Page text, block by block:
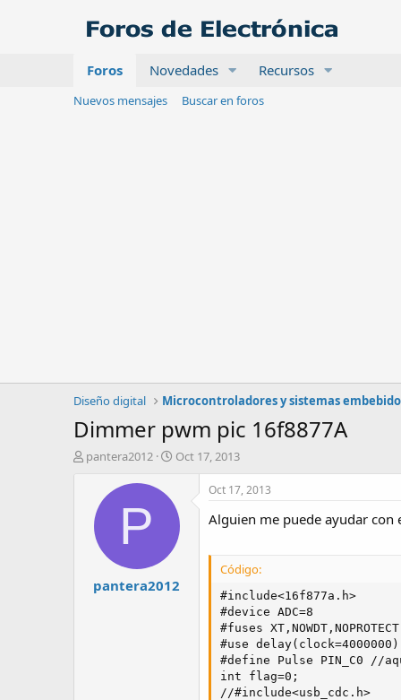
Foros Novedades Recursos
Nuevos mensajes Buscar en foros
Diseño digital Microcontroladores y sistemas
Dimmer pwm pic 16f8877A
A
pantera2012
F
h
a
d
e
n
Oct 17, 2013
P
pantera2012
Oct 17, 2013
Alguien me puede ayudar con
Código:
#include<16f877a.h>
#device ADC=8
#fuses
#use delay(clock=4000000)
#define Pulse PIN_C0 //
int flag=0;
//#include<usb_cdc.h>